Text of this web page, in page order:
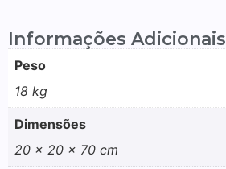
Informações Adicionais
Peso
18 kg
Dimensões
20 × 20 × 70 cm